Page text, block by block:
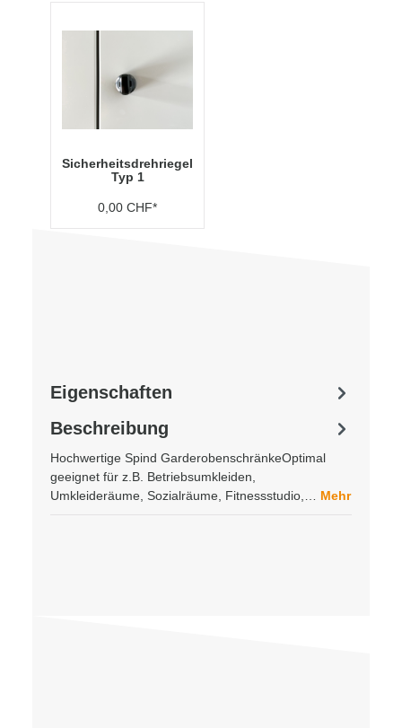
Sicherheitsdrehriegel
Typ 1
0,00 CHF*
Beschreibung
Hochwertige Spind GarderobenschränkeOptimal
geeignet für z.B. Betriebsumkleiden,
Umkleideräume, Sozialräume, Fitnessstudio,… Mehr
Eigenschaften